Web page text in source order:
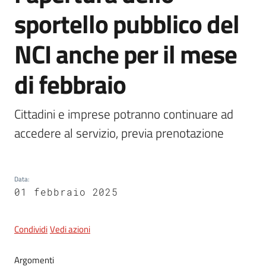
Casalfiumanese
5x1000
Servizi
on-
Tutti
gli
sportello pubblico del
NCI anche per il mese
di febbraio
Cittadini e imprese potranno continuare ad
accedere al servizio, previa prenotazione
Data:
01 febbraio 2025
CondividiVedi azioni
Argomenti